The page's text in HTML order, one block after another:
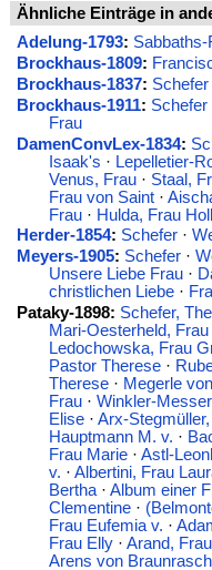
Ähnliche Einträge in
Adelung-1793: Sabbaths-
Brockhaus-1809:
Brockhaus-1837: Schefer
Brockhaus-1911: Schefer
Frau
DamenConvLex-1834:
Isaak's · Lepelletier-
Venus, Frau· Staal,
Frau von Saint·
Frau· Hulda, Frau
Herder-1854: Schefer·
Meyers-1905: Schefer·
Unsere Liebe Frau·
christlichen Liebe·
Pataky-1898: Schefer,
Mari-Oesterheld,
Ledochowska, Frau
Pastor Therese·
Therese· Megerle
Frau· Winkler-
Elise· Arx-
Hauptmann M. v. ·
Frau Marie· Astl-
v. · Albertini, Frau
Bertha· Album einer
Clementine·
Frau Eufemia v. ·
Frau Elly· Arand,
Arens von